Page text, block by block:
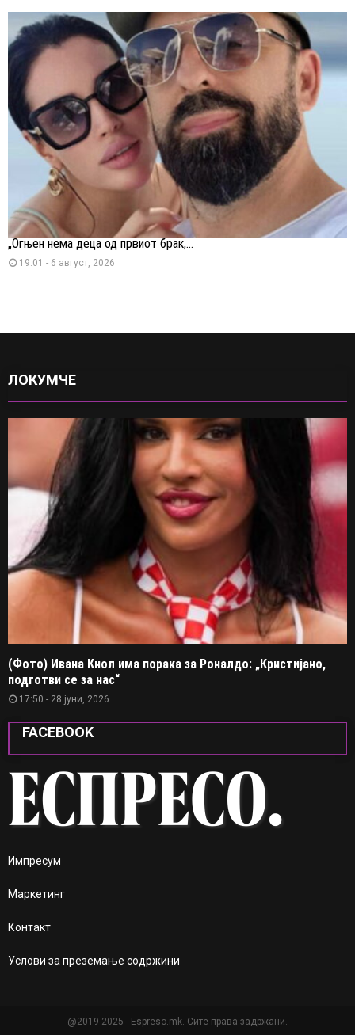
„Огњен нема деца од првиот брак,...
19:01 - 6 август, 2026
ЛОКУМЧЕ
(Фото) Ивана Кнол има порака за Роналдо: „Кристијано,
подготви се за нас“
17:50 - 28 јуни, 2026
FACEBOOK
Импресум
Маркетинг
Контакт
Услови за преземање содржини
@2019-2025 - Espreso.mk. Сите права задржани.